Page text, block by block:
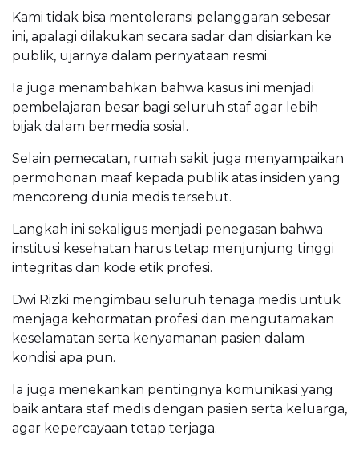
Kami tidak bisa mentoleransi pelanggaran sebesar
ini, apalagi dilakukan secara sadar dan disiarkan ke
publik, ujarnya dalam pernyataan resmi.
Ia juga menambahkan bahwa kasus ini menjadi
pembelajaran besar bagi seluruh staf agar lebih
bijak dalam bermedia sosial.
Selain pemecatan, rumah sakit juga menyampaikan
permohonan maaf kepada publik atas insiden yang
mencoreng dunia medis tersebut.
Langkah ini sekaligus menjadi penegasan bahwa
institusi kesehatan harus tetap menjunjung tinggi
integritas dan kode etik profesi.
Dwi Rizki mengimbau seluruh tenaga medis untuk
menjaga kehormatan profesi dan mengutamakan
keselamatan serta kenyamanan pasien dalam
kondisi apa pun.
Ia juga menekankan pentingnya komunikasi yang
baik antara staf medis dengan pasien serta keluarga,
agar kepercayaan tetap terjaga.